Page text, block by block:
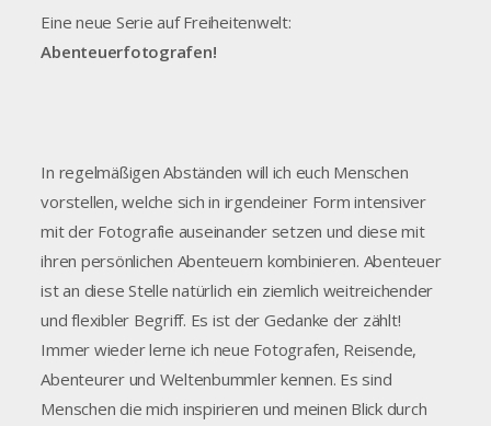
Eine neue Serie auf Freiheitenwelt:
Abenteuerfotografen!
In regelmäßigen Abständen will ich euch Menschen
vorstellen, welche sich in irgendeiner Form intensiver
mit der Fotografie auseinander setzen und diese mit
ihren persönlichen Abenteuern kombinieren. Abenteuer
ist an diese Stelle natürlich ein ziemlich weitreichender
und flexibler Begriff. Es ist der Gedanke der zählt!
Immer wieder lerne ich neue Fotografen, Reisende,
Abenteurer und Weltenbummler kennen. Es sind
Menschen die mich inspirieren und meinen Blick durch